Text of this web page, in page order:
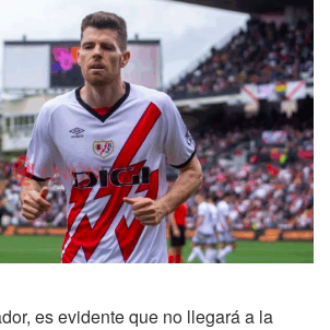
es evidente que no llegará a la